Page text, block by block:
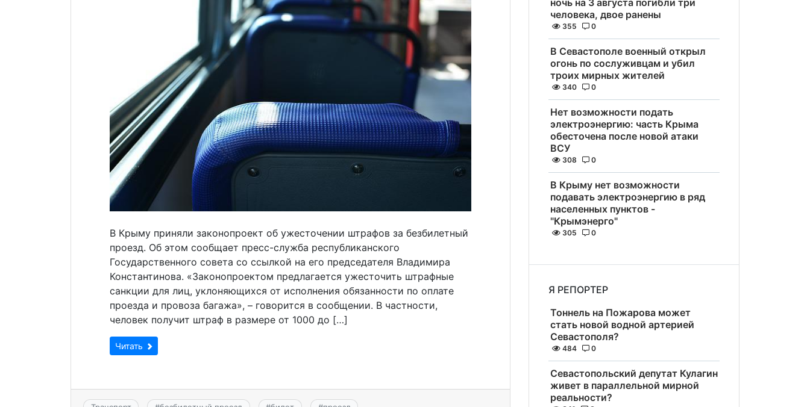
В Крыму приняли законопроект об ужесточении штрафов за безбилетный
проезд. Об этом сообщает пресс-служба республиканского
Государственного совета со ссылкой на его председателя Владимира
Константинова. «Законопроектом предлагается ужесточить штрафные
санкции для лиц, уклоняющихся от исполнения обязанности по оплате
проезда и провоза багажа», – говорится в сообщении. В частности,
человек получит штраф в размере от 1000 до […]
Читать
ночь на 3 августа погибли три
человека, двое ранены
355 0
В Севастополе военный открыл
огонь по сослуживцам и убил
троих мирных жителей
340 0
Нет возможности подать
электроэнергию: часть Крыма
обесточена после новой атаки
ВСУ
308 0
В Крыму нет возможности
подавать электроэнергию в ряд
населенных пунктов -
"Крымэнерго"
305 0
Я РЕПОРТЕР
Тоннель на Пожарова может
стать новой водной артерией
Севастополя?
484 0
Севастопольский депутат Кулагин
живет в параллельной мирной
реальности?